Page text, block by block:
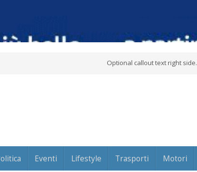
Optional callout text right side.
Eventi Lifestyle Trasporti Motori